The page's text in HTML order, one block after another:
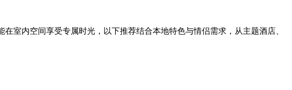
室内空间享受专属时光，以下推荐结合本地特色与情侣需求，从主题酒店、